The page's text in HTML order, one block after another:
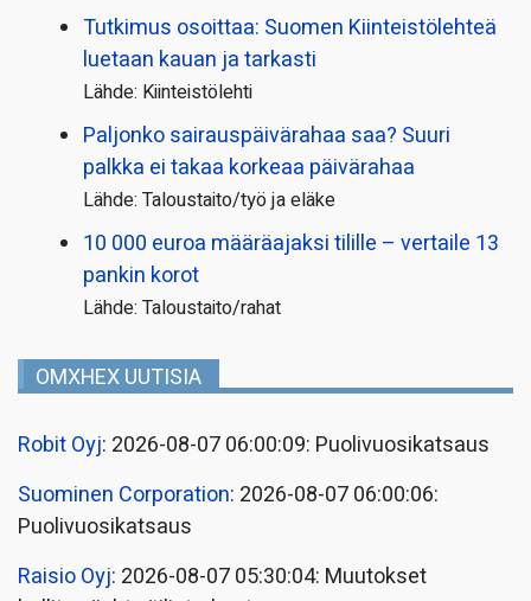
Tutkimus osoittaa: Suomen Kiinteistölehteä
luetaan kauan ja tarkasti
Lähde: Kiinteistölehti
Paljonko sairauspäivä­rahaa saa? Suuri
palkka ei takaa korkeaa päivärahaa
Lähde: Taloustaito/työ ja eläke
10 000 euroa määräajaksi tilille – vertaile 13
pankin korot
Lähde: Taloustaito/rahat
OMXHEX UUTISIA
Robit Oyj: 2026-08-07 06:00:09: Puolivuosikatsaus
Suominen Corporation: 2026-08-07 06:00:06:
Puolivuosikatsaus
Raisio Oyj: 2026-08-07 05:30:04: Muutokset